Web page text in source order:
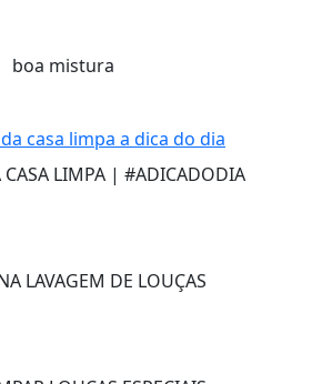
boa mistura
CASA LIMPA | #ADICADODIA
LAVAGEM DE LOUÇAS